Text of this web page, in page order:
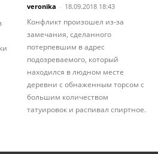
veronika - 18.09.2018 18:43
Конфликт произошел из-за
замечания, сделанного
потерпевшим в адрес
подозреваемого, который
находился в людном месте
деревни с обнаженным торсом с
большим количеством
татуировок и распивал спиртное.